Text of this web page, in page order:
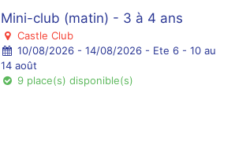
Mini-club (matin) - 3 à 4 ans
Castle Club
10/08/2026 - 14/08/2026 - Ete 6 - 10 au
14 août
9 place(s) disponible(s)